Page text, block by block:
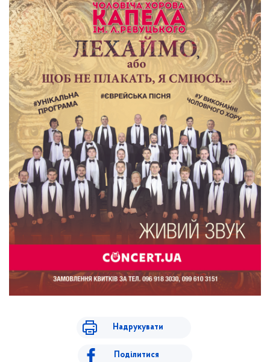
Надрукувати
Поділитися